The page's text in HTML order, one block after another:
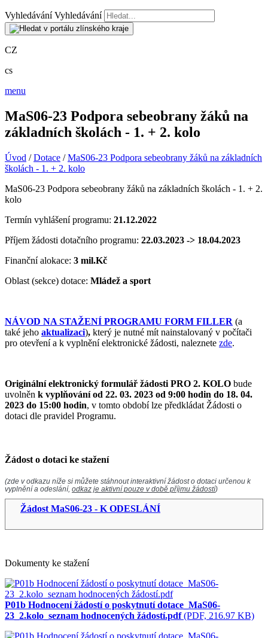
Vyhledávání Vyhledávání
CZ
cs
menu
MaS06-23 Podpora sebeobrany žáků na
základních školách - 1. + 2. kolo
Úvod /Dotace /MaS06-23 Podpora sebeobrany žáků na základních
školách - 1. + 2. kolo
MaS06-23 Podpora sebeobrany žáků na základních školách - 1. + 2.
kolo
Termín vyhlášení programu: 21.12.2022
Příjem žádosti dotačního programu: 22.03.2023 -> 18.04.2023
Finanční alokace: 3 mil.Kč
Oblast (sekce) dotace: Mládež a sport
NÁVOD NA STAŽENÍ PROGRAMU FORM FILLER (a
také jeho aktualizaci), který je nutné mít nainstalovaný v počítači
pro otevření a k vyplnění elektronické žádosti, naleznete zde.
Originální elektronický formulář žádosti PRO 2. KOLO bude
uvolněn k vyplňování od 22. 03. 2023 od 9:00 hodin do 18. 04.
2023 do 15:00 hodin, v tomto období lze předkládat Žádosti o
dotaci dle pravidel Programu.
Žádost o dotaci ke stažení
(zde v odkazu níže si můžete stáhnout interaktivní žádost o dotaci určenou k
vyplnění a odeslání, odkaz je aktivní pouze v době příjmu žádostí)
Žádost MaS06-23 - K ODESLÁNÍ
Dokumenty ke stažení
P01b Hodnocení žádostí o poskytnutí dotace_MaS06-
23_2.kolo_seznam hodnocených žádostí.pdf(PDF, 216.97 KB)